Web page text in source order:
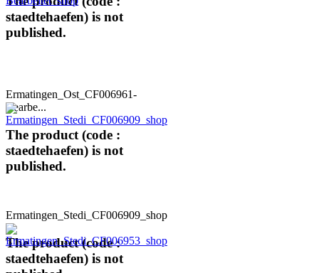
staedtehaefen) is not
published.
Ermatingen_Ost_CF006961-
Bearbe...
The product (code :
staedtehaefen) is not
published.
Ermatingen_Stedi_CF006909_shop
The product (code :
staedtehaefen) is not